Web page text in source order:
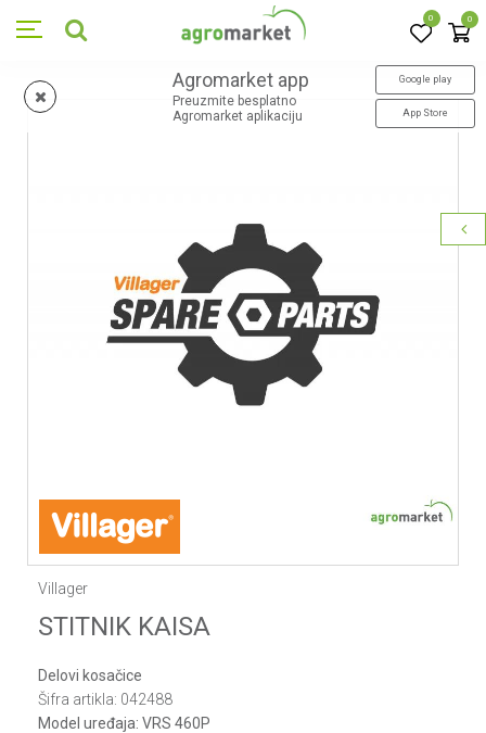
0 0
Agromarket app
Preuzmite besplatno
Agromarket aplikaciju
Google play
App Store
Villager
STITNIK KAISA
Delovi kosačice
Šifra artikla: 042488
Model uređaja: VRS 460P